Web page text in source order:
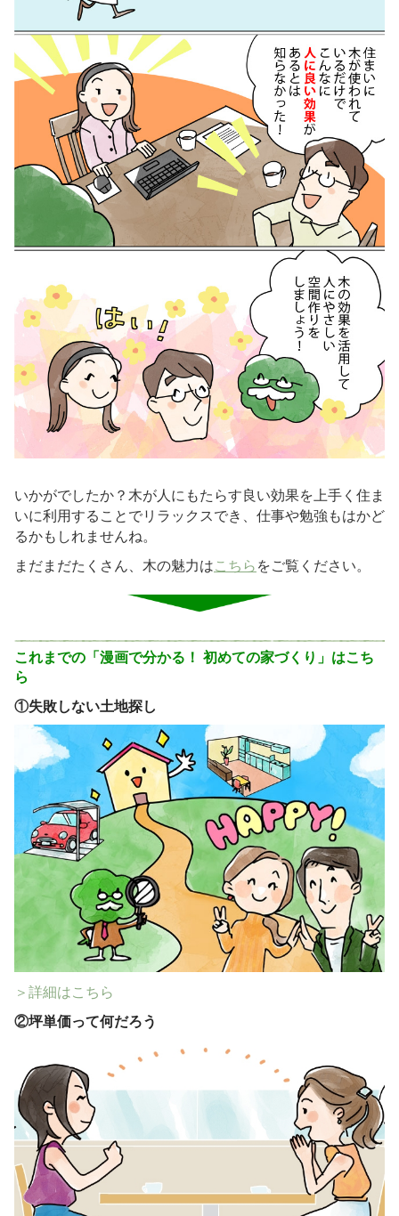
いかがでしたか？木が人にもたらす良い効果を上手く住ま
いに利用することでリラックスでき、仕事や勉強もはかど
るかもしれませんね。
まだまだたくさん、木の魅力はこちらをご覧ください。
これまでの「漫画で分かる！ 初めての家づくり」はこち
ら
①失敗しない土地探し
＞詳細はこちら
②坪単価って何だろう